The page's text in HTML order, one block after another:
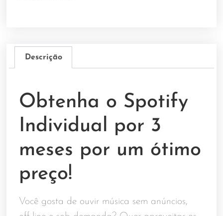
Descrição
Obtenha o Spotify
Individual por 3
meses por um ótimo
preço!
Você gosta de ouvir música sem anúncios,